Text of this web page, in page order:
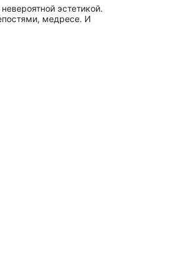
эстетикой.
медресе. И